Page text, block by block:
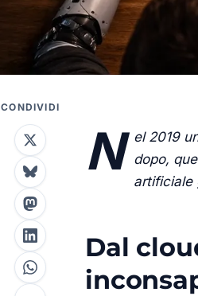
CONDIVIDI
N
el 2019
dopo,
artificiale
Dal